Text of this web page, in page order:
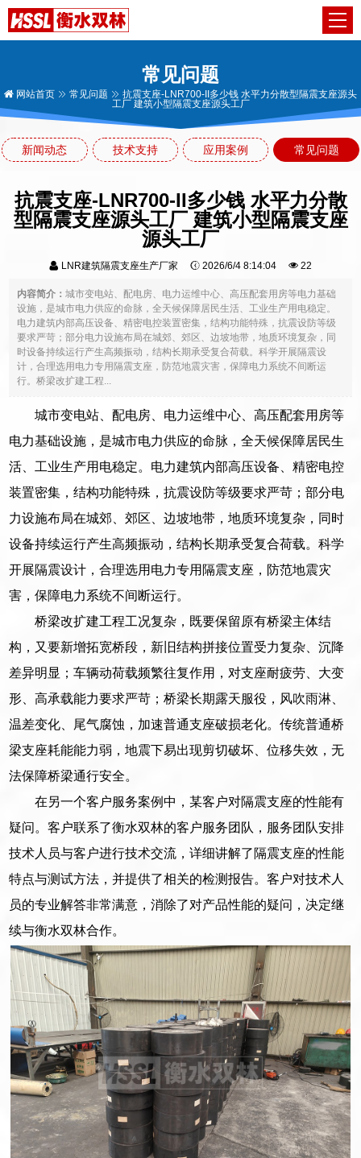
常见问题
网站首页 常见问题
抗震支座-LNR700-II多少钱 水平力分散型隔震支座源头
工厂 建筑小型隔震支座源头工厂
新闻动态 技术支持 应用案例 常见问题
抗震支座-LNR700-II多少钱 水平力分散
型隔震支座源头工厂 建筑小型隔震支座
源头工厂
LNR建筑隔震支座生产厂家 2026/6/4 8:14:04 22
内容简介：城市变电站、配电房、电力运维中心、高压配套用房等电力基础
设施，是城市电力供应的命脉，全天候保障居民生活、工业生产用电稳定。
电力建筑内部高压设备、精密电控装置密集，结构功能特殊，抗震设防等级
要求严苛；部分电力设施布局在城郊、郊区、边坡地带，地质环境复杂，同
时设备持续运行产生高频振动，结构长期承受复合荷载。科学开展隔震设
计，合理选用电力专用隔震支座，防范地震灾害，保障电力系统不间断运
行。桥梁改扩建工程...
城市变电站、配电房、电力运维中心、高压配套用房等
电力基础设施，是城市电力供应的命脉，全天候保障居民生
活、工业生产用电稳定。电力建筑内部高压设备、精密电控
装置密集，结构功能特殊，抗震设防等级要求严苛；部分电
力设施布局在城郊、郊区、边坡地带，地质环境复杂，同时
设备持续运行产生高频振动，结构长期承受复合荷载。科学
开展隔震设计，合理选用电力专用隔震支座，防范地震灾
害，保障电力系统不间断运行。
桥梁改扩建工程工况复杂，既要保留原有桥梁主体结
构，又要新增拓宽桥段，新旧结构拼接位置受力复杂、沉降
差异明显；车辆动荷载频繁往复作用，对支座耐疲劳、大变
形、高承载能力要求严苛；桥梁长期露天服役，风吹雨淋、
温差变化、尾气腐蚀，加速普通支座破损老化。传统普通桥
梁支座耗能能力弱，地震下易出现剪切破坏、位移失效，无
法保障桥梁通行安全。
在另一个客户服务案例中，某客户对隔震支座的性能有
疑问。客户联系了衡水双林的客户服务团队，服务团队安排
技术人员与客户进行技术交流，详细讲解了隔震支座的性能
特点与测试方法，并提供了相关的检测报告。客户对技术人
员的专业解答非常满意，消除了对产品性能的疑问，决定继
续与衡水双林合作。